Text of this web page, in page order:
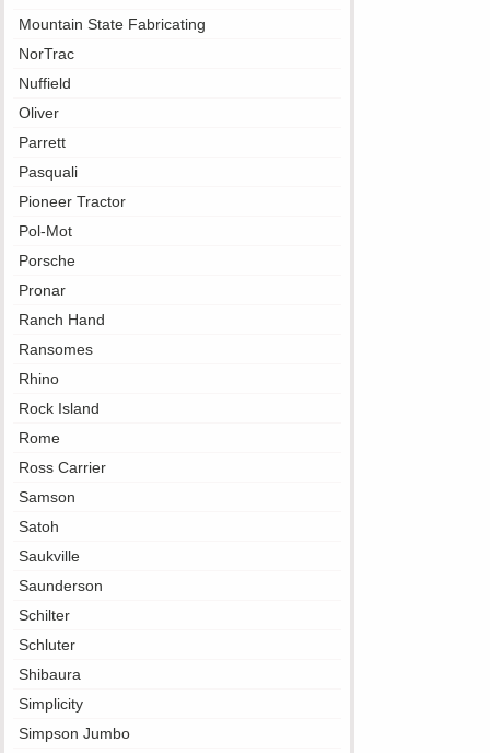
Mountain State Fabricating
NorTrac
Nuffield
Oliver
Parrett
Pasquali
Pioneer Tractor
Pol-Mot
Porsche
Pronar
Ranch Hand
Ransomes
Rhino
Rock Island
Rome
Ross Carrier
Samson
Satoh
Saukville
Saunderson
Schilter
Schluter
Shibaura
Simplicity
Simpson Jumbo